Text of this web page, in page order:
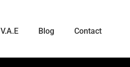
V.A.E Blog Contact